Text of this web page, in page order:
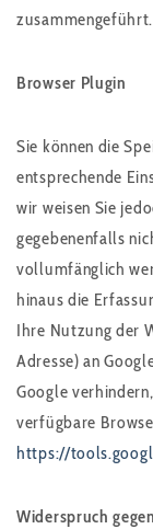
zusammengeführt.
Browser Plugin
Sie können die
entsprechende
wir weisen Sie
gegebenenfalls
vollumfänglich
hinaus die
Ihre Nutzung der
Adresse) an
Google
verfügbare
https://
Widerspruch